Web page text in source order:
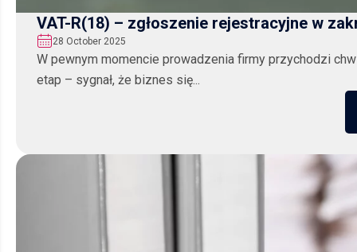
VAT-R(18) – zgłoszenie rejestracyjne w
28 October 2025
W pewnym momencie prowadzenia firmy przychodzi
etap – sygnał, że biznes się...